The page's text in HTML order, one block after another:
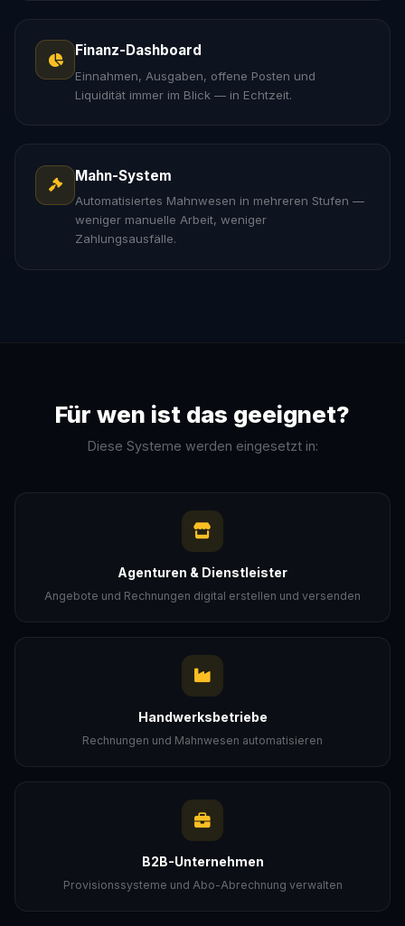
Finanz-Dashboard
Einnahmen, Ausgaben, offene Posten und
Liquidität immer im Blick — in Echtzeit.
Mahn-System
Automatisiertes Mahnwesen in mehreren Stufen —
weniger manuelle Arbeit, weniger
Zahlungsausfälle.
Für wen ist das geeignet?
Diese Systeme werden eingesetzt in:
Agenturen & Dienstleister
Angebote und Rechnungen digital erstellen und versenden
Handwerksbetriebe
Rechnungen und Mahnwesen automatisieren
B2B-Unternehmen
Provisionssysteme und Abo-Abrechnung verwalten